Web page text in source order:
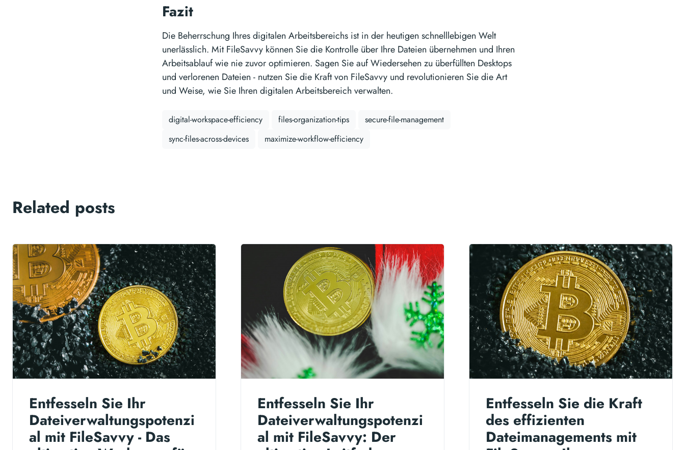
Fazit
Die Beherrschung Ihres digitalen Arbeitsbereichs ist in der heutigen schnelllebigen Welt
unerlässlich. Mit FileSavvy können Sie die Kontrolle über Ihre Dateien übernehmen und Ihren
Arbeitsablauf wie nie zuvor optimieren. Sagen Sie auf Wiedersehen zu überfüllten Desktops
und verlorenen Dateien - nutzen Sie die Kraft von FileSavvy und revolutionieren Sie die Art
und Weise, wie Sie Ihren digitalen Arbeitsbereich verwalten.
digital-workspace-efficiency files-organization-tips
secure-file-management
sync-files-across-devices
maximize-workflow-efficiency
Related posts
Entfesseln Sie Ihr
Dateiverwaltungspotenzi
al mit FileSavvy - Das
Entfesseln Sie Ihr
Dateiverwaltungspotenzi
al mit FileSavvy: Der
Entfesseln Sie die Kraft
des effizienten
Dateimanagements mit